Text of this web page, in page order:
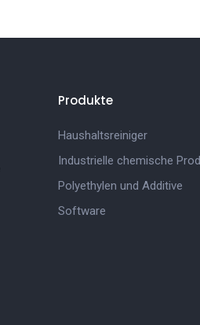
Produkte
Haushaltsreiniger
Industrielle chemische
Polyethylen und Additive
Software